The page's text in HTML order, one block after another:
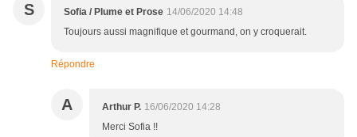
S Sofia / Plume et Prose 14/06/2020 14:48
Toujours aussi magnifique et gourmand, on y croquerait.
Répondre
A Arthur P. 16/06/2020 14:28
Merci Sofia !!